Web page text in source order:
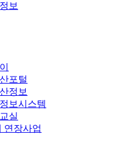
보
포털
정보
보시스템
실
연장사업